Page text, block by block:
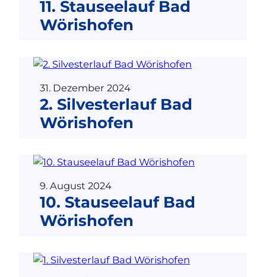
11. Stauseelauf Bad
Wörishofen
31. Dezember 2024
2. Silvesterlauf Bad
Wörishofen
9. August 2024
10. Stauseelauf Bad
Wörishofen